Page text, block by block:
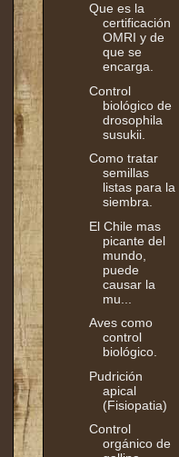
Que es la
certificación
OMRI y de
que se
encarga.
Control
biológico de
drosophila
susukii.
Como tratar
semillas
listas para la
siembra.
El Chile mas
picante del
mundo,
puede
causar la
mu...
Aves como
control
biológico.
Pudrición
apical
(Fisiopatia)
Control
orgánico de